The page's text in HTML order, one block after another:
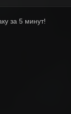
за 5 минут!